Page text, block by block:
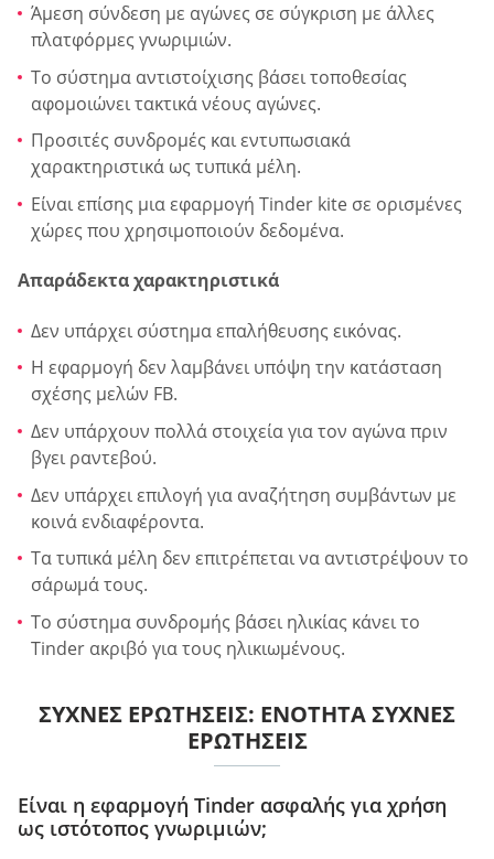
Άμεση σύνδεση με αγώνες σε σύγκριση με άλλες
πλατφόρμες γνωριμιών.
Το σύστημα αντιστοίχισης βάσει τοποθεσίας
αφομοιώνει τακτικά νέους αγώνες.
Προσιτές συνδρομές και εντυπωσιακά
χαρακτηριστικά ως τυπικά μέλη.
Είναι επίσης μια εφαρμογή Tinder kite σε ορισμένες
χώρες που χρησιμοποιούν δεδομένα.
Απαράδεκτα χαρακτηριστικά
Δεν υπάρχει σύστημα επαλήθευσης εικόνας.
Η εφαρμογή δεν λαμβάνει υπόψη την κατάσταση
σχέσης μελών FB.
Δεν υπάρχουν πολλά στοιχεία για τον αγώνα πριν
βγει ραντεβού.
Δεν υπάρχει επιλογή για αναζήτηση συμβάντων με
κοινά ενδιαφέροντα.
Τα τυπικά μέλη δεν επιτρέπεται να αντιστρέψουν το
σάρωμά τους.
Το σύστημα συνδρομής βάσει ηλικίας κάνει το
Tinder ακριβό για τους ηλικιωμένους.
ΣΥΧΝΈΣ ΕΡΩΤΉΣΕΙΣ: ΕΝΌΤΗΤΑ ΣΥΧΝΈΣ
ΕΡΩΤΉΣΕΙΣ
Είναι η εφαρμογή Tinder ασφαλής για χρήση
ως ιστότοπος γνωριμιών;